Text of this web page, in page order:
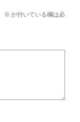
※ が付いている欄は必